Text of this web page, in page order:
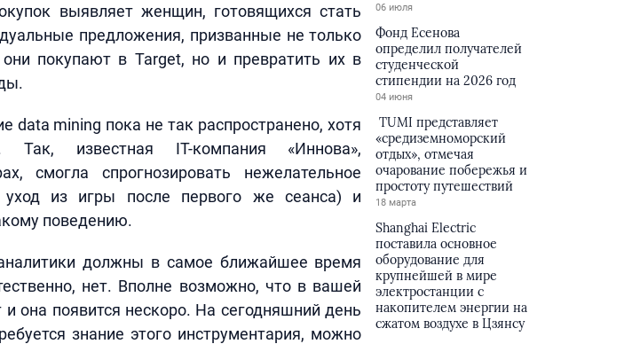
выявляет женщин, готовящихся стать
предложения, призванные не только
покупают в Target, но и превратить их в
data mining пока не так распространено, хотя
известная IT-компания «Иннова»,
смогла спрогнозировать нежелательное
уход из игры после первого же сеанса) и
поведению.
должны в самое ближайшее время
нет. Вполне возможно, что в вашей
она появится нескоро. На сегодняшний день
знание этого инструментария, можно
06 июля
Фонд Есенова
определил получателей
студенческой
стипендии на 2026 год
04 июня
TUMI представляет
«средиземноморский
отдых», отмечая
очарование побережья и
простоту путешествий
18 марта
Shanghai Electric
поставила основное
оборудование для
крупнейшей в мире
электростанции с
накопителем энергии на
сжатом воздухе в Цзянсу